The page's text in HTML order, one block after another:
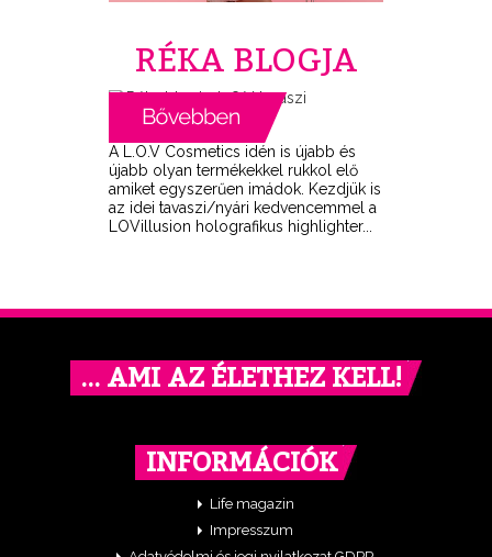
RÉKA BLOGJA
A L.O.V Cosmetics idén is újabb és
újabb olyan termékekkel rukkol elő
amiket egyszerűen imádok. Kezdjük is
az idei tavaszi/nyári kedvencemmel a
LOVillusion holografikus highlighter...
… AMI AZ ÉLETHEZ KELL!
INFORMÁCIÓK
Life magazin
Impresszum